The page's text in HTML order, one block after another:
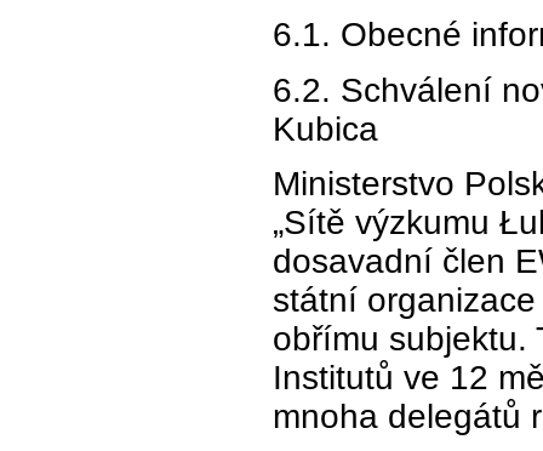
6.1. Obecné
6.2. Schválení
Kubica
Ministerstvo
„Sítě výzkumu
dosavadní člen
státní
obřímu subjektu.
Institutů ve 12
mnoha delegátů